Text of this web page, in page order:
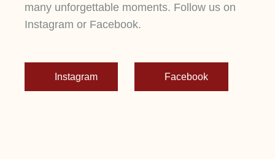
many unforgettable moments. Follow us on
Instagram or Facebook.
Instagram Facebook